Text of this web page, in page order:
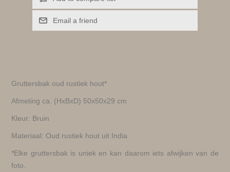
Email a friend
Gruttersbak oud rustiek hout*
Afmeting ca. (HxBxD) 50x50x29 cm
Kleur: Bruin
Materiaal: Oud rustiek hout uit India
*Elke gruttersbak is uniek en kan daarom iets afwijken van de
foto.